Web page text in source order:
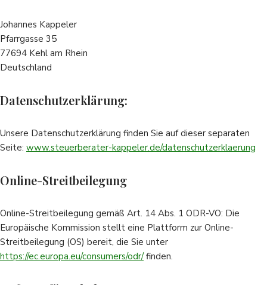
Johannes Kappeler
Pfarrgasse 35
77694 Kehl am Rhein
Deutschland
Datenschutzerklärung:
Unsere Datenschutzerklärung finden Sie auf dieser separaten
Seite: www.steuerberater-kappeler.de/datenschutzerklaerung
Online-Streitbeilegung
Online-Streitbeilegung gemäß Art. 14 Abs. 1 ODR-VO: Die
Europäische Kommission stellt eine Plattform zur Online-
Streitbeilegung (OS) bereit, die Sie unter
https://ec.europa.eu/consumers/odr/finden.